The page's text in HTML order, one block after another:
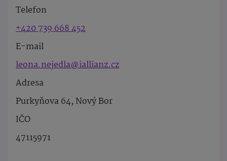
Telefon
+420 739 668 452
E-mail
leona.nejedla@iallianz.cz
Adresa
Purkyňova 64, Nový Bor
IČO
47115971